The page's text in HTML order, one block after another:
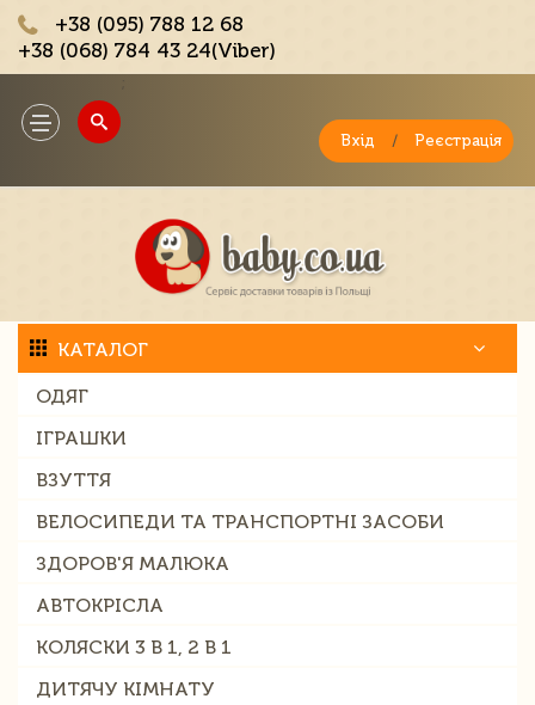
+38 (095) 788 12 68
+38 (068) 784 43 24(Viber)
Toggle
navigation
Вхід / Реєстрація
КАТАЛОГ
ОДЯГ
ІГРАШКИ
ВЗУТТЯ
ВЕЛОСИПЕДИ ТА ТРАНСПОРТНІ ЗАСОБИ
ЗДОРОВ'Я МАЛЮКА
АВТОКРІСЛА
КОЛЯСКИ 3 В 1, 2 В 1
ДИТЯЧУ КІМНАТУ